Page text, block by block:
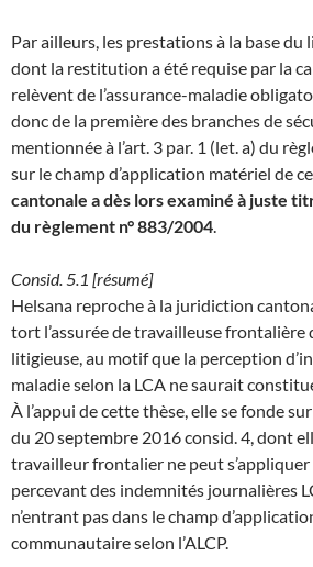
Par ailleurs, les prestations à la base du
dont la restitution a été requise par la
relèvent de l’assurance-maladie
donc de la première des branches de
mentionnée à l’art. 3 par. 1 (let. a) du
sur le champ d’application matériel de
cantonale a dès lors examiné à juste
du règlement n° 883/2004
Consid. 5.1 [résumé]
Helsana reproche à la juridiction
tort l’assurée de travailleuse
litigieuse, au motif que la perception
maladie selon la LCA ne saurait
À l’appui de cette thèse, elle se fonde
du 20 septembre 2016 consid. 4, dont
travailleur frontalier ne peut s’appliquer
percevant des indemnités journalières
n’entrant pas dans le champ
communautaire selon l’ALCP.